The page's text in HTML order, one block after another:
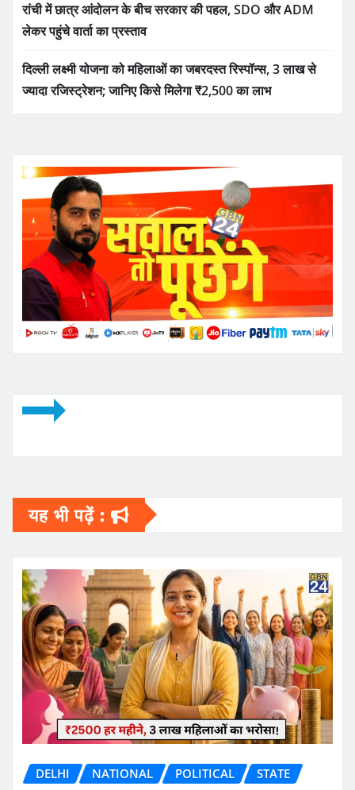
रांची में छात्र आंदोलन के बीच सरकार की पहल, SDO और ADM
लेकर पहुंचे वार्ता का प्रस्ताव
दिल्ली लक्ष्मी योजना को महिलाओं का जबरदस्त रिस्पॉन्स, 3 लाख से
ज्यादा रजिस्ट्रेशन; जानिए किसे मिलेगा ₹2,500 का लाभ
यह भी पढ़ें :
DELHI NATIONAL POLITICAL STATE